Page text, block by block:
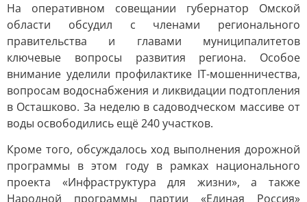
На оперативном совещании губернатор Омской
области обсудил с членами регионального
правительства и главами муниципалитетов
ключевые вопросы развития региона. Особое
внимание уделили профилактике IT-мошенничества,
вопросам водоснабжения и ликвидации подтопления
в Осташково. За неделю в садоводческом массиве от
воды освободились ещё 240 участков.
Кроме того, обсуждалось ход выполнения дорожной
программы в этом году в рамках национального
проекта «Инфраструктура для жизни», а также
Народной программы партии «Единая Россия»